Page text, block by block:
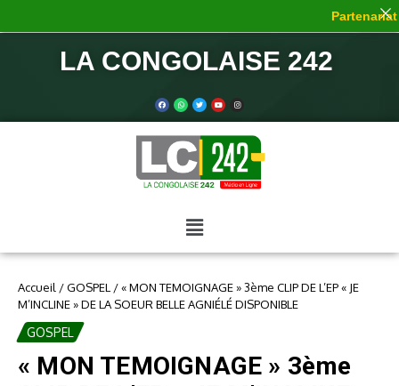
LA CONGOLAISE 242
Accueil /GOSPEL /« MON TEMOIGNAGE » 3ème CLIP DE L’EP « JE
M’INCLINE » DE LA SOEUR BELLE AGNIÉLÉ DISPONIBLE
GOSPEL
« MON TEMOIGNAGE » 3ème
Partenariat